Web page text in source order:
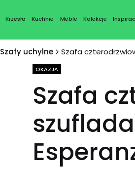
Krzesła Kuchnie Meble Kolekcje
Szafy uchylne Szafa
Tagi produktu
OKAZJA
Szafa